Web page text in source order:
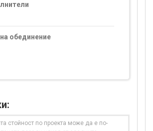
обединение
стойност по проекта може да е по-